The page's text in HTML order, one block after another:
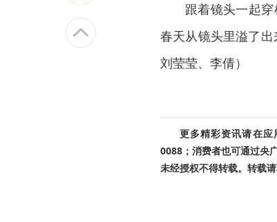
跟着镜头一起
春天从镜头里溢了出
刘莹莹、李倩）
更多精彩资讯请在应
0088；消费者也可通过央
未经授权不得转载。转载